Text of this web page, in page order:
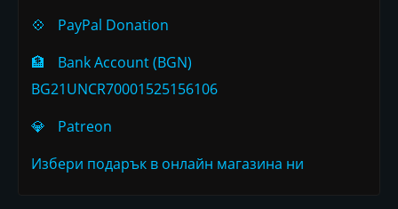
💠
PayPal Donation
🏦
Bank Account (BGN)
BG21UNCR70001525156106
💎
Patreon
Избери подарък в онлайн магазина ни